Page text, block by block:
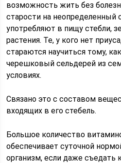
возможность жить без
старости на неопределенный
употребляют в пищу стебли,
растения. Те, у кого нет
стараются научиться тому,
черешковый сельдерей из
условиях.
Связано это с составом
входящих в его стебель.
Большое количество
обеспечивает суточной
организм, если даже съедать